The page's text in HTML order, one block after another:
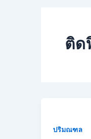
ติด
ปริมณฑล